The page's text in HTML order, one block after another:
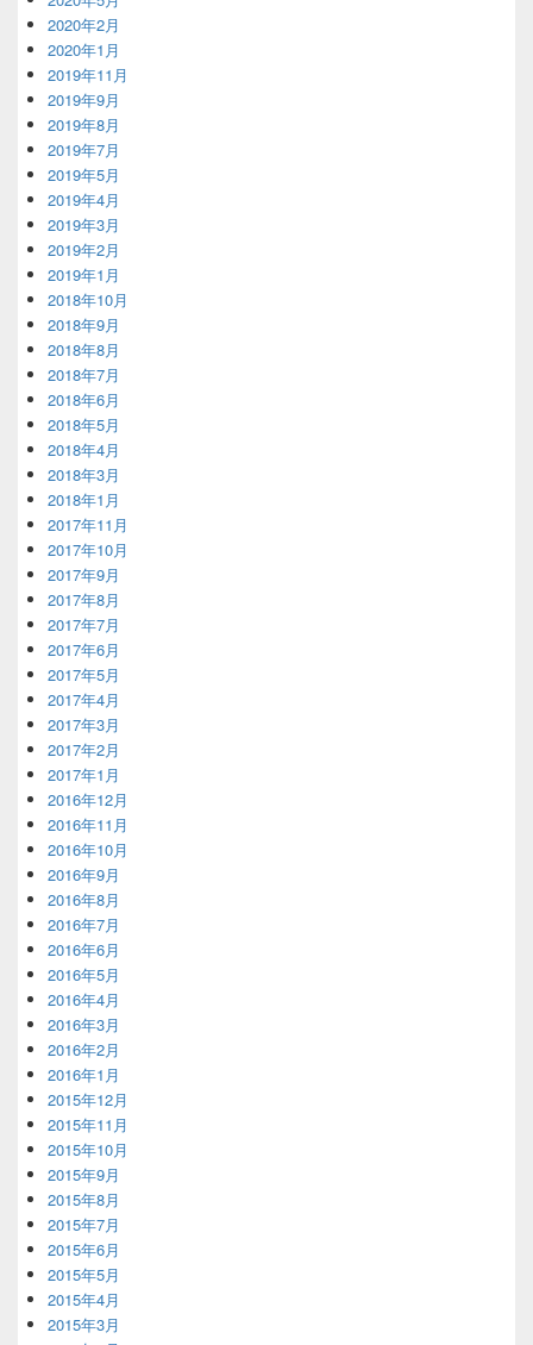
2020年2月
2020年1月
2019年11月
2019年9月
2019年8月
2019年7月
2019年5月
2019年4月
2019年3月
2019年2月
2019年1月
2018年10月
2018年9月
2018年8月
2018年7月
2018年6月
2018年5月
2018年4月
2018年3月
2018年1月
2017年11月
2017年10月
2017年9月
2017年8月
2017年7月
2017年6月
2017年5月
2017年4月
2017年3月
2017年2月
2017年1月
2016年12月
2016年11月
2016年10月
2016年9月
2016年8月
2016年7月
2016年6月
2016年5月
2016年4月
2016年3月
2016年2月
2016年1月
2015年12月
2015年11月
2015年10月
2015年9月
2015年8月
2015年7月
2015年6月
2015年5月
2015年4月
2015年3月